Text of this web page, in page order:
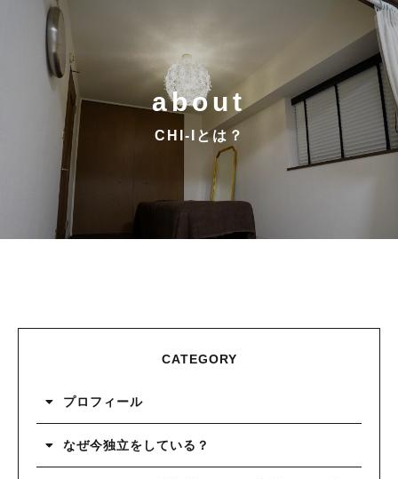
about
CHI-Iとは？
CATEGORY
プロフィール
なぜ今独立をしている？